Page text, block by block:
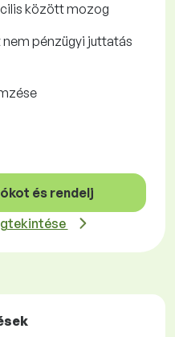
között mozog
pénzügyi juttatás
és rendelj